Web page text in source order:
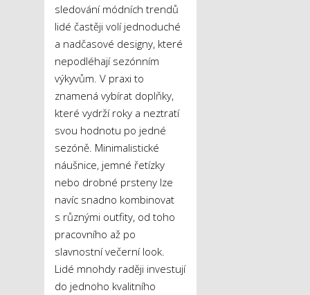
sledování módních trendů
lidé častěji volí jednoduché
a nadčasové designy, které
nepodléhají sezónním
výkyvům. V praxi to
znamená vybírat doplňky,
které vydrží roky a neztratí
svou hodnotu po jedné
sezóně. Minimalistické
náušnice, jemné řetízky
nebo drobné prsteny lze
navíc snadno kombinovat
s různými outfity, od toho
pracovního až po
slavnostní večerní look.
Lidé mnohdy raději investují
do jednoho kvalitního